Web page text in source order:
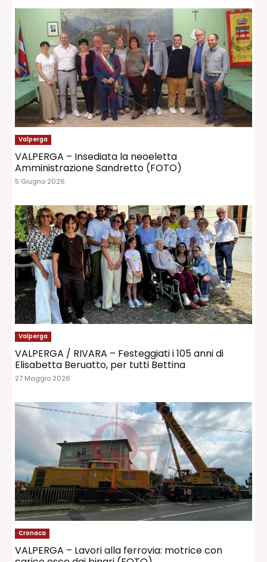
Valperga
VALPERGA – Insediata la neoeletta
Amministrazione Sandretto (FOTO)
5 Giugno 2026
Valperga
VALPERGA / RIVARA – Festeggiati i 105 anni di
Elisabetta Beruatto, per tutti Bettina
27 Maggio 2026
Cronaca
VALPERGA – Lavori alla ferrovia: motrice con